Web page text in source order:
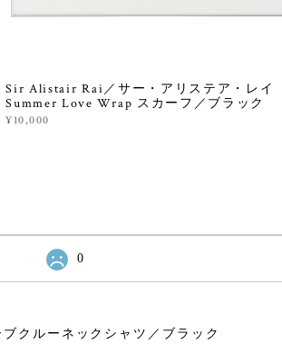
Sir Alistair Rai／サー・アリステア・レイ
Summer Love Wrap スカーフ／ブラック
¥10,000
0
クルーネックシャツ／ブラック